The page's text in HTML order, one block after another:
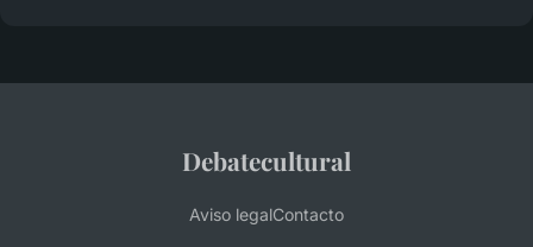
Debatecultural
Aviso legalContacto